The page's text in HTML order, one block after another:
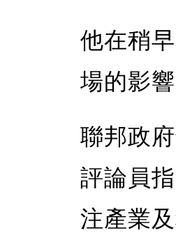
他在稍
場的影
聯邦政
評論員
注產業